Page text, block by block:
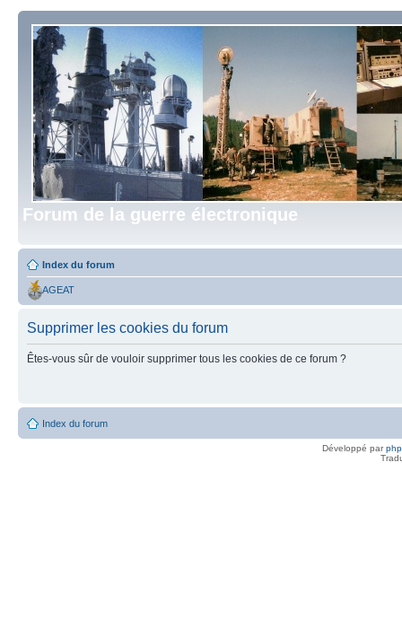
Forum de la guerre électronique
Index du forum
AGEAT
Supprimer les cookies du forum
Êtes-vous sûr de vouloir supprimer tous les cookies de ce forum ?
Index du forum
Développé par